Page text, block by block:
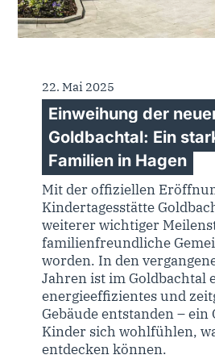
22. Mai 2025
Einweihung der
Goldbachtal: Ein
Familien in Hagen
Mit der offiziellen
Kindertagesstätte
weiterer wichtiger
familienfreundliche
worden. In den
Jahren ist im Goldbachtal
energieeffizientes und
Gebäude entstanden – ein
Kinder sich wohlfühlen,
entdecken können.